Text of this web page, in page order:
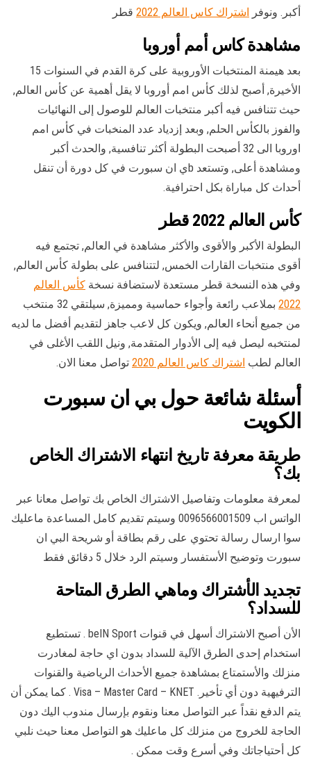
أكبر. ونوفر اشتراك كاس العالم 2022 قطر
مشاهدة كاس أمم أوروبا
بعد هيمنة المنتخبات الأوروبية على كرة القدم في السنوات 15
الأخيرة, أصبح لذلك كأس امم أوروبا لا يقل أهمية عن كأس العالم,
حيث تتنافس فيه أكبر منتخبات العالم للوصول إلى النهائيات
والفوز بالكأس الحلم, وبعد إزدياد عدد المنخبات في كأس امم
اوروبا الى 32 أصبحت البطولة أكثر تنافسية, والحدث أكبر
ومشاهدة أعلى, وتستعد bي ان سبورت في كل دورة أن تنقل
أحداث كل مباراة بكل احترافية.
كأس العالم 2022 قطر
البطولة الأكبر والأقوى والأكثر مشاهدة في العالم, تجتمع فيه
أقوى منتخبات القارات الخمس, لتتنافس على بطولة كأس العالم,
وفي هذه النسخة قطر مستعدة لاستضافة نسخة كأس العالم
2022
بملاعب رائعة وأجواء حماسية ومميزة, سيلتقي 32 منتخب
من جميع أنحاء العالم, ويكون كل لاعب جاهز لتقديم أفضل ما لديه
لمنتخبه ليصل فيه إلى الأدوار المتقدمة, ونيل اللقب الأغلى في
العالم لطب اشتراك كاس العالم 2020 تواصل معنا الان.
أسئلة شائعة حول بي ان سبورت
الكويت
طريقة معرفة تاريخ انتهاء الاشتراك الخاص
بك؟
لمعرفة معلومات وتفاصيل الاشتراك الخاص بك تواصل معانا عبر
الواتس اب 0096566001509 وسيتم تقديم كامل المساعدة ماعليك
سوا ارسال رسالة تحتوي على رقم بطاقة أو شريحة البي ان
سبورت وتوضيح الأستفسار وسيتم الرد خلال 5 دقائق فقط
تجديد الأشتراك وماهي الطرق المتاحة
للسداد؟
الأن أصبح الاشتراك أسهل في قنوات beIN Sport . تستطيع
استخدام إحدى الطرق الآلية للسداد بدون اي حاجة لمغادرت
منزلك والأستمتاع بمشاهدة جميع الأحداث الرياضية والقنوات
الترفيهية دون أي تأخير. Visa – Master Card – KNET . كما يمكن أن
يتم الدفع نقداً عبر التواصل معنا ونقوم بإرسال مندوب اليك دون
الحاجة للخروج من منزلك كل ماعليك هو التواصل معنا حيث نلبي
كل أحتياجاتك وفي أسرع وقت ممكن .